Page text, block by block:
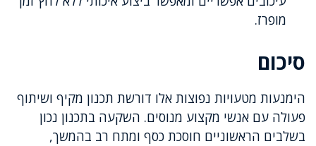
מופרז.
סיכום
הימנעות מטעויות נפוצות אלו דורשת תכנון מקיף ושיתוף
פעולה עם אנשי מקצוע מנוסים. השקעה בתכנון נכון
בשלבים הראשוניים חוסכת כסף ומתח רב בהמשך,